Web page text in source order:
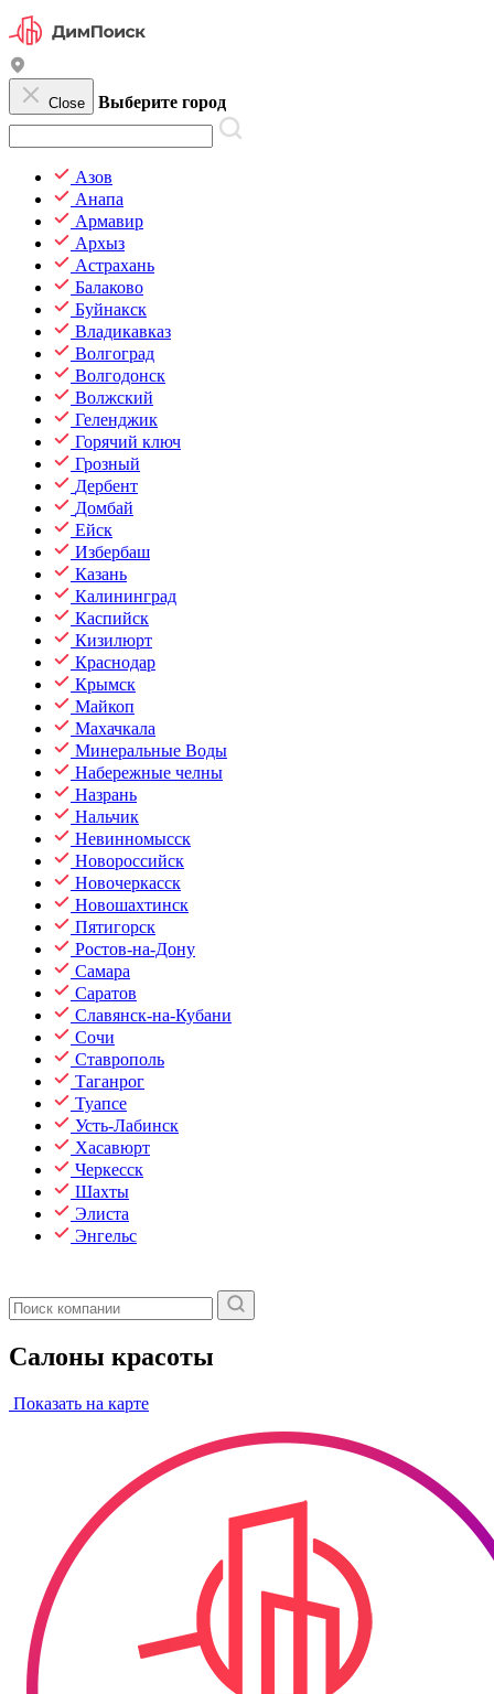
Close Выберите город
Азов
Анапа
Армавир
Архыз
Астрахань
Балаково
Буйнакск
Владикавказ
Волгоград
Волгодонск
Волжский
Геленджик
Горячий ключ
Грозный
Дербент
Домбай
Ейск
Избербаш
Казань
Калининград
Каспийск
Кизилюрт
Краснодар
Крымск
Майкоп
Махачкала
Минеральные Воды
Набережные челны
Назрань
Нальчик
Невинномысск
Новороссийск
Новочеркасск
Новошахтинск
Пятигорск
Ростов-на-Дону
Самара
Саратов
Славянск-на-Кубани
Сочи
Ставрополь
Таганрог
Туапсе
Усть-Лабинск
Хасавюрт
Черкесск
Шахты
Элиста
Энгельс
Салоны красоты
Показать на карте